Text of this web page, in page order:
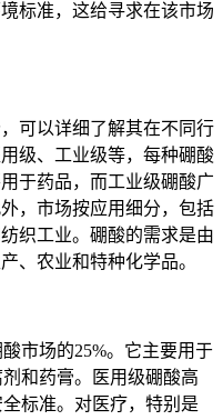
标准，这给寻求在该市场
可以详细了解其在不同行
级、工业级等，每种硼酸
于药品，而工业级硼酸广
，市场按应用细分，包括
织工业。硼酸的需求是由
、农业和特种化学品。
市场的25%。它主要用于
和药膏。医用级硼酸高
标准。对医疗，特别是